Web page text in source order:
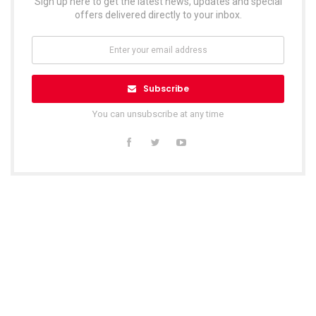
offers delivered directly to your inbox.
Subscribe
You can unsubscribe at any time